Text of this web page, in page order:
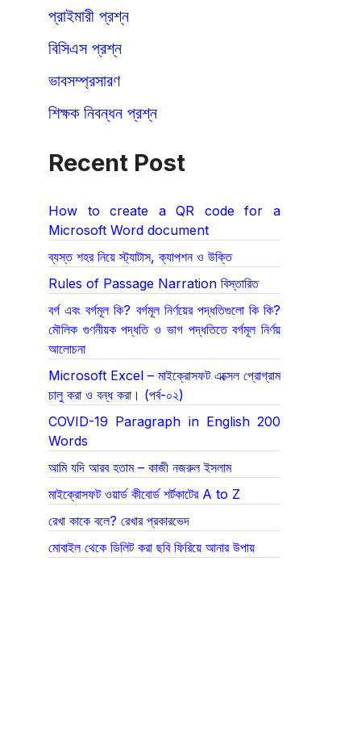
প্রাইমারী প্রশ্ন
বিসিএস প্রশ্ন
ভাবসম্প্রসারণ
শিক্ষক নিবন্ধন প্রশ্ন
Recent Post
How to create a QR code for a
Microsoft Word document
ব্যস্ত শহর নিয়ে স্ট্যাটাস, ক্যাপশন ও উক্তি
Rules of Passage Narration বিস্তারিত
বর্গ এবং বর্গমূল কি? বর্গমূল নির্ণয়ের পদ্ধতিগুলো কি কি?
মৌলিক গুণনীয়ক পদ্ধতি ও ভাগ পদ্ধতিতে বর্গমূল নির্ণয়
আলোচনা
Microsoft Excel – মাইক্রোসফট এক্সেল প্রোগ্রাম
চালু করা ও বন্ধ করা। (পর্ব-০২)
COVID-19 Paragraph in English 200
Words
আমি যদি আরব হতাম – কাজী নজরুল ইসলাম
মাইক্রোসফট ওয়ার্ড কীবোর্ড শর্টকাটের A to Z
রেখা কাকে বলে? রেখার প্রকারভেদ
মোবাইল থেকে ডিলিট করা ছবি ফিরিয়ে আনার উপায়